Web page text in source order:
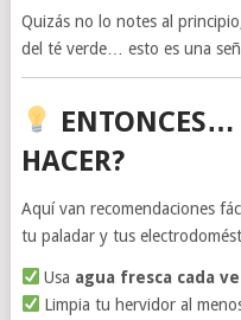
Quizás no lo notes al
del té verde… esto es una
ENTONCES…
HACER?
Aquí van recomendaciones
tu paladar y tus
Usa agua fresca cada
Limpia tu hervidor al